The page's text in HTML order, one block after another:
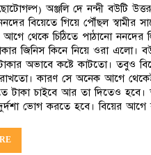
অঞ্জলি দে নন্দী বউটি
বিয়েতে গিয়ে পৌঁছল স্বামীর
আগে থেকে চিঠিতে পাঠানো ননদের
জিনিস কিনে নিয়ে ওরা এলো।
অভাবে কষ্টে কাটতো। তবুও
রাখতো। কারণ সে অনেক আগে
টাকা চাইবে আর তা দিতেও হবে।
ভোগ করতে হবে। বিয়ের আগে